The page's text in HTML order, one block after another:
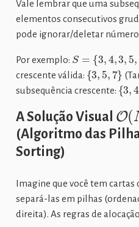
Vale lembrar que uma
elementos consecutivos
pode ignorar/deletar
Por exemplo: S= 4,3, ,2 ,7
crescente válida: {3,5 ,7
subsequência crescente: {3,4 5
A Solução Visual O(
(Algoritmo das
Sorting)
Imagine que você tem cartas
separá-las em pilhas
direita). As regras de